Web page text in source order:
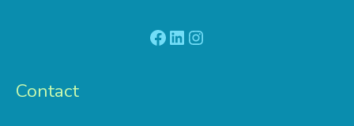
Facebook
LinkedIn
Instagram
Contact